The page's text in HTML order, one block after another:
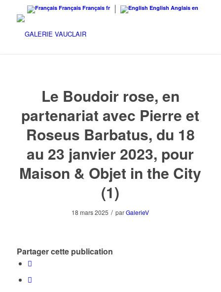
Français Français fr English Anglais en
Le Boudoir rose, en
partenariat avec Pierre et
Roseus Barbatus, du 18
au 23 janvier 2023, pour
Maison & Objet in the City
(1)
18 mars 2025 / parGalerieV
Partager cette publication